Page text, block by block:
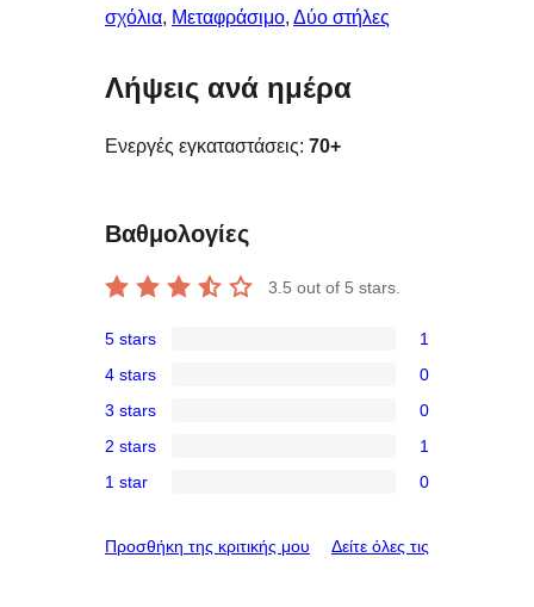
σχόλια, Μεταφράσιμο, Δύο στήλες
Λήψεις ανά ημέρα
Ενεργές εγκαταστάσεις: 70+
Βαθμολογίες
3.5 out of 5 stars.
5-
star
review
5 stars 1
4-
star
reviews
4 stars 0
3-
star
3 stars 0
2-
review
2 stars 1
star
1 star 0
Προσθήκη της κριτικής μου Δείτε όλες τις